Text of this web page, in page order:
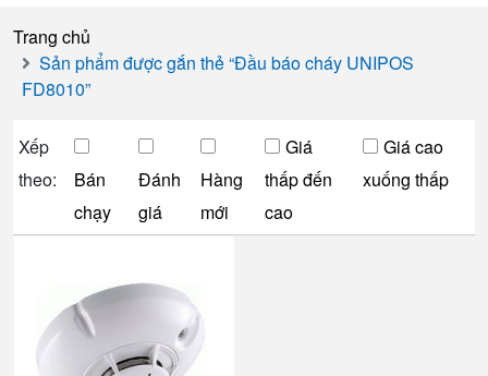
Trang chủ
Sản phẩm được gắn thẻ “Đầu báo cháy UNIPOS
FD8010”
Xếp
theo:
Bán
chạy
Đánh
giá
Hàng
mới
Giá
thấp đến
cao
Giá cao
xuống thấp